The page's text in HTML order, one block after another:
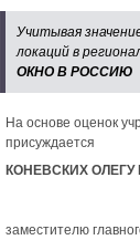
Учитывая
локаций в
ОКНО В РОССИЮ
На основе оценок
присуждается
КОНЕВСКИХ
заместителю